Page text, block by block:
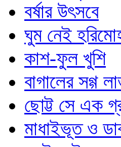
বর্ষার উৎসবে
ঘুম নেই
কাশ-ফুল খুশি
বাগালের সগ্গ
ছোট্ট সে এক
মাধাইভূত ও